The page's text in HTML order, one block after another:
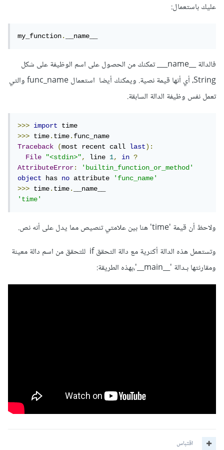
عليك باستعمال:
my_function. __name__
فالدالة __name___ تمكنك من الحصول على اسم الوظيفة على شكل
String، أي أنها قيمة نصية. ويمكنك أيضا استعمال func_name والتي
تعمل نفس وظيفة الدالة السابقة.
>>> import
>>> time.time.
Traceback
(most recent call last):
File
"<stdin>", line 1, in
?
AttributeError:
'builtin_function_or_method'
object
has no attribute 'func_name'
>>> time.time.
'time'
ولاحظ أن قيمة 'time' هنا بين علامتي تنصيص مما يدل على أنه نص.
وتستعمل هذه الدالة أكثرية مع دالة التحقق if للتحقق من اسم دالة معينة
ومقارنتها بـدالة '__main__'،بهذه الطريقة:
اقتباس